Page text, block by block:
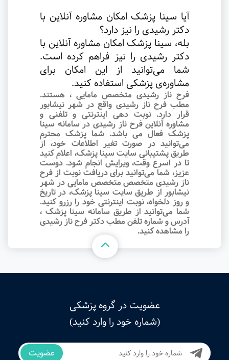
آیا سینا پزشک امکان مشاوره آنلاین با
دکتر رشیدی را نیز دارد؟
بله، سینا پزشک امکان مشاوره آنلاین با
دکتر رشیدی را نیز فراهم کرده است.
شما می‌توانید از این امکان برای
مشاوره‌ی پزشکی استفاده کنید.
فرح ناز رشیدی متخصص مامایی ، هستند.
مطب فرح ناز رشیدی واقع در شهر نیشابور
قرار دارد. نوبت‌ دهی اینترنتی و تلفنی و
مشاوره آنلاین فرح ناز رشیدی در سامانه سینا
پزشک فعال می باشد. شما پزشک محترم
می‌توانید در صورت تغیر اطلاعات خود، از
طریق پشتیبانی سایت سینا پزشک، اعلام کنید
تا در اسرع وقت‌، ویرایش انجام شود. دوست
عزیز، شما می‌توانید برای دریافت نوبت از فرح
ناز رشیدی متخصص متخصص مامایی در شهر
نیشابور از طریق سایت سینا پزشک، در تاریخ
و روز دلخواه، نوبت اینترنتی خود را رزرو کنید.
شما می‌توانید از طریق سامانه سینا پزشک ،
آدرس و شماره تلفن مطب دکتر فرح ناز رشیدی
را مشاهده کنید.
عضویت در گروه پزشکی
(شماره خود را وارد کنید)
عضویت